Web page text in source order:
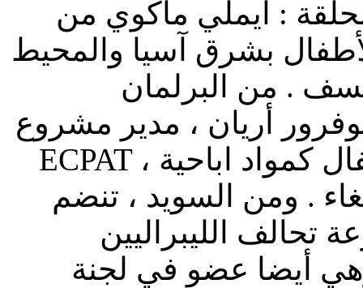
: ايملي ماكوي من
بشرق آسيا والمحيط
. من البرلمان
أريان ، مدير مشروع
ECPAT ، الذي يهدف الى إنهاء الاتجار بالاطفال كمواد اباحية
. ومن السويد ، تنضم
تحالف الليبراليين
أيضا عضو في لجنة